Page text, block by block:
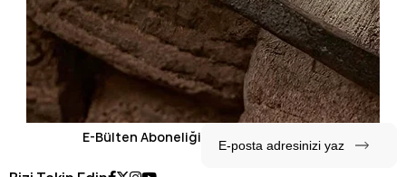
E-Bülten Aboneliği